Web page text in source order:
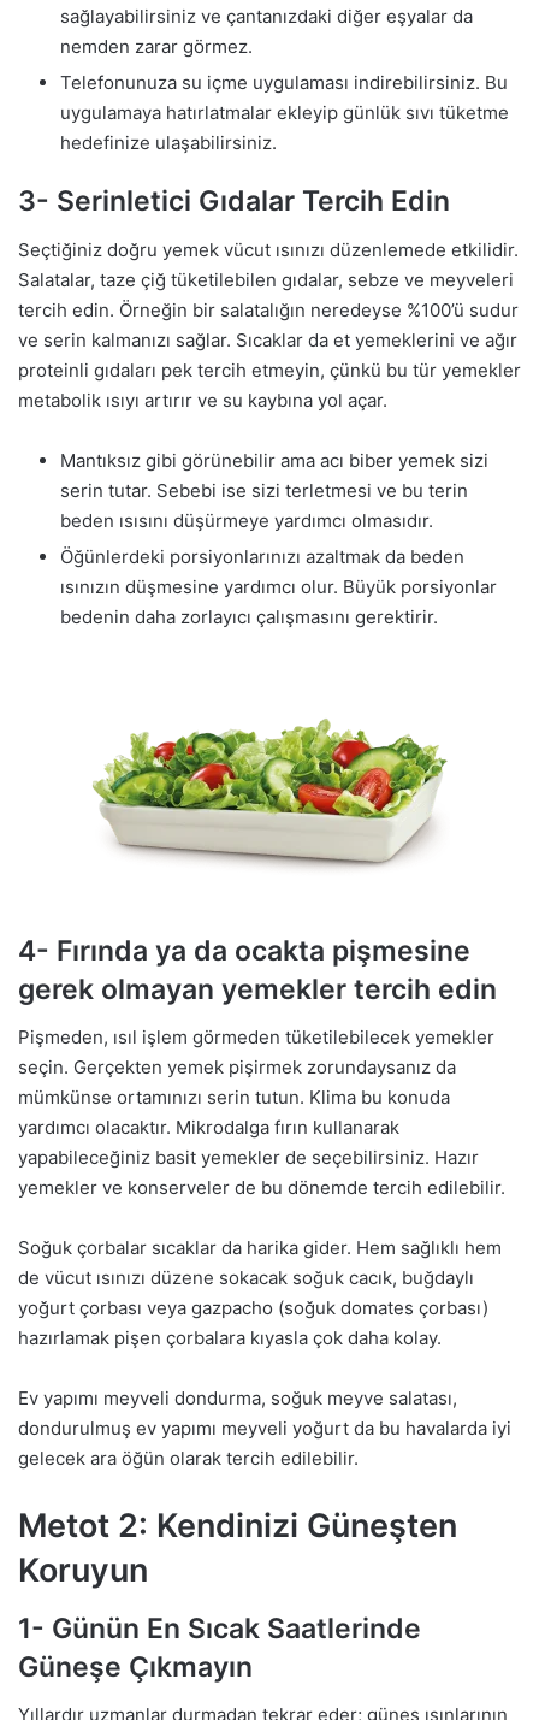
sağlayabilirsiniz ve çantanızdaki diğer eşyalar da
nemden zarar görmez.
Telefonunuza su içme uygulaması indirebilirsiniz. Bu
uygulamaya hatırlatmalar ekleyip günlük sıvı tüketme
hedefinize ulaşabilirsiniz.
3- Serinletici Gıdalar Tercih Edin
Seçtiğiniz doğru yemek vücut ısınızı düzenlemede etkilidir.
Salatalar, taze çiğ tüketilebilen gıdalar, sebze ve meyveleri
tercih edin. Örneğin bir salatalığın neredeyse %100’ü sudur
ve serin kalmanızı sağlar. Sıcaklar da et yemeklerini ve ağır
proteinli gıdaları pek tercih etmeyin, çünkü bu tür yemekler
metabolik ısıyı artırır ve su kaybına yol açar.
Mantıksız gibi görünebilir ama acı biber yemek sizi
serin tutar. Sebebi ise sizi terletmesi ve bu terin
beden ısısını düşürmeye yardımcı olmasıdır.
Öğünlerdeki porsiyonlarınızı azaltmak da beden
ısınızın düşmesine yardımcı olur. Büyük porsiyonlar
bedenin daha zorlayıcı çalışmasını gerektirir.
4- Fırında ya da ocakta pişmesine
gerek olmayan yemekler tercih edin
Pişmeden, ısıl işlem görmeden tüketilebilecek yemekler
seçin. Gerçekten yemek pişirmek zorundaysanız da
mümkünse ortamınızı serin tutun. Klima bu konuda
yardımcı olacaktır. Mikrodalga fırın kullanarak
yapabileceğiniz basit yemekler de seçebilirsiniz. Hazır
yemekler ve konserveler de bu dönemde tercih edilebilir.
Soğuk çorbalar sıcaklar da harika gider. Hem sağlıklı hem
de vücut ısınızı düzene sokacak soğuk cacık, buğdaylı
yoğurt çorbası veya gazpacho (soğuk domates çorbası)
hazırlamak pişen çorbalara kıyasla çok daha kolay.
Ev yapımı meyveli dondurma, soğuk meyve salatası,
dondurulmuş ev yapımı meyveli yoğurt da bu havalarda iyi
gelecek ara öğün olarak tercih edilebilir.
Metot 2: Kendinizi Güneşten
Koruyun
1- Günün En Sıcak Saatlerinde
Güneşe Çıkmayın
Yıllardır uzmanlar durmadan tekrar eder; güneş ışınlarının